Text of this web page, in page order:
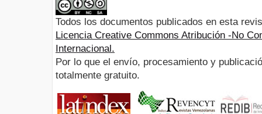
Todos los documentos publicados en esta
Licencia Creative Commons Atribución -No
Internacional.
Por lo que el envío, procesamiento y
totalmente gratuito.